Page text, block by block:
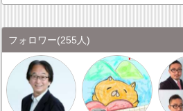
フォロワー(255人)